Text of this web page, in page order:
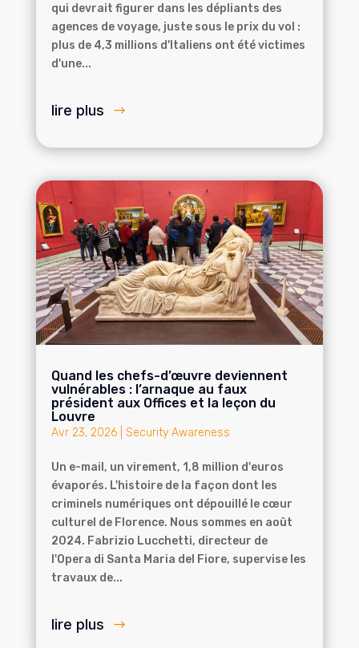
qui devrait figurer dans les dépliants des
agences de voyage, juste sous le prix du vol :
plus de 4,3 millions d'Italiens ont été victimes
d'une...
lire plus
Quand les chefs-d’œuvre deviennent
vulnérables : l’arnaque au faux
président aux Offices et la leçon du
Louvre
Avr 23, 2026| Security Awareness
Un e-mail, un virement, 1,8 million d'euros
évaporés. L'histoire de la façon dont les
criminels numériques ont dépouillé le cœur
culturel de Florence. Nous sommes en août
2024. Fabrizio Lucchetti, directeur de
l'Opera di Santa Maria del Fiore, supervise les
travaux de...
lire plus